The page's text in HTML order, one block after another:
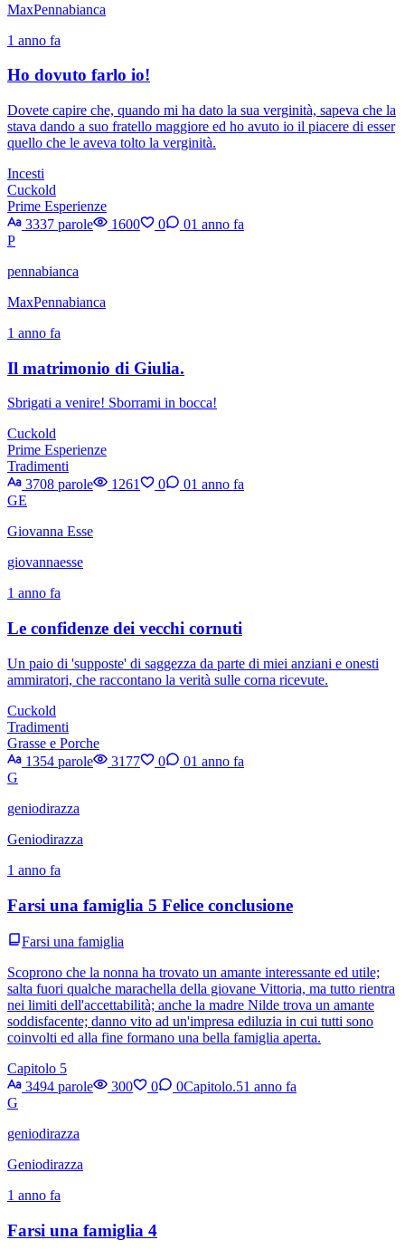
MaxPennabianca
1 anno fa
Ho dovuto farlo io!
Dovete capire che, quando mi ha dato la sua verginità, sapeva che la
stava dando a suo fratello maggiore ed ho avuto io il piacere di esser
quello che le aveva tolto la verginità.
Incesti
Cuckold
Prime Esperienze
3337 parole
1600 0 01 anno fa
P
pennabianca
MaxPennabianca
1 anno fa
Il matrimonio di Giulia.
Sbrigati a venire! Sborrami in bocca!
Cuckold
Prime Esperienze
Tradimenti
3708 parole
1261 0 01 anno fa
GE
Giovanna Esse
giovannaesse
1 anno fa
Le confidenze dei vecchi cornuti
Un paio di 'supposte' di saggezza da parte di miei anziani e onesti
ammiratori, che raccontano la verità sulle corna ricevute.
Cuckold
Tradimenti
Grasse e Porche
1354 parole
3177 0 01 anno fa
G
geniodirazza
Geniodirazza
1 anno fa
Farsi una famiglia 5 Felice conclusione
Farsi una famiglia
Scoprono che la nonna ha trovato un amante interessante ed utile;
salta fuori qualche marachella della giovane Vittoria, ma tutto rientra
nei limiti dell'accettabilità; anche la madre Nilde trova un amante
soddisfacente; danno vito ad un'impresa ediluzia in cui tutti sono
coinvolti ed alla fine formano una bella famiglia aperta.
Capitolo 5
3494 parole
300 0 0Capitolo.51 anno fa
G
geniodirazza
Geniodirazza
1 anno fa
Farsi una famiglia 4